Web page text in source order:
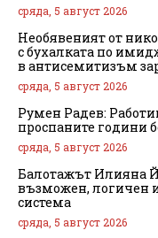
сряда, 5 август 2026
Необявеният от
с бухалката по
в антисемитизъм
сряда, 5 август 2026
Румен Радев:
проспаните години
сряда, 5 август 2026
Балотажът Илияна
възможен, логичен
система
сряда, 5 август 2026